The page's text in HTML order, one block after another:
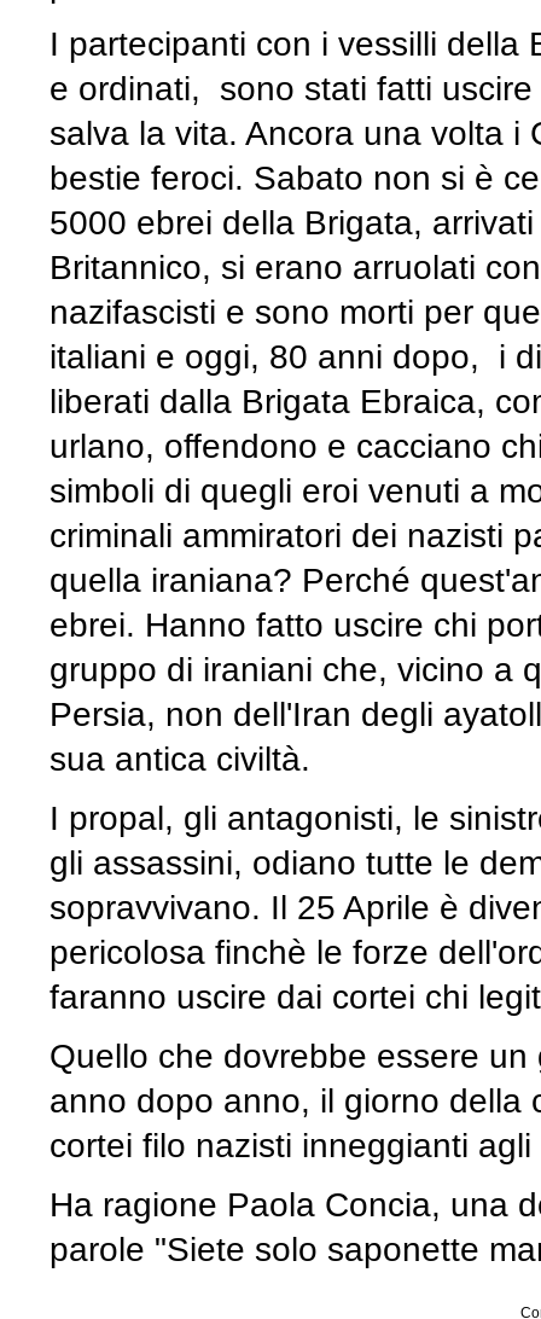
I partecipanti con i vessilli della
e ordinati, sono stati fatti
salva la vita. Ancora una volta i
bestie feroci. Sabato non si è
5000 ebrei della Brigata,
Britannico, si erano arruolati
nazifascisti e sono morti per
italiani e oggi, 80 anni dopo, i
liberati dalla Brigata Ebraica,
urlano, offendono e cacciano
simboli di quegli eroi venuti a
criminali ammiratori dei nazisti
quella iraniana? Perché
ebrei. Hanno fatto uscire chi
gruppo di iraniani che, vicino a
Persia, non dell'Iran degli
sua antica civiltà.
I propal, gli antagonisti, le
gli assassini, odiano tutte le
sopravvivano. Il 25 Aprile è
pericolosa finchè le forze
faranno uscire dai cortei chi
Quello che dovrebbe essere
anno dopo anno, il giorno della
cortei filo nazisti inneggianti
Ha ragione Paola Concia, una
parole "Siete solo saponette